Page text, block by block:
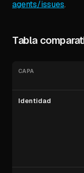
agents/issues.
Tabla
CAPA
Identidad